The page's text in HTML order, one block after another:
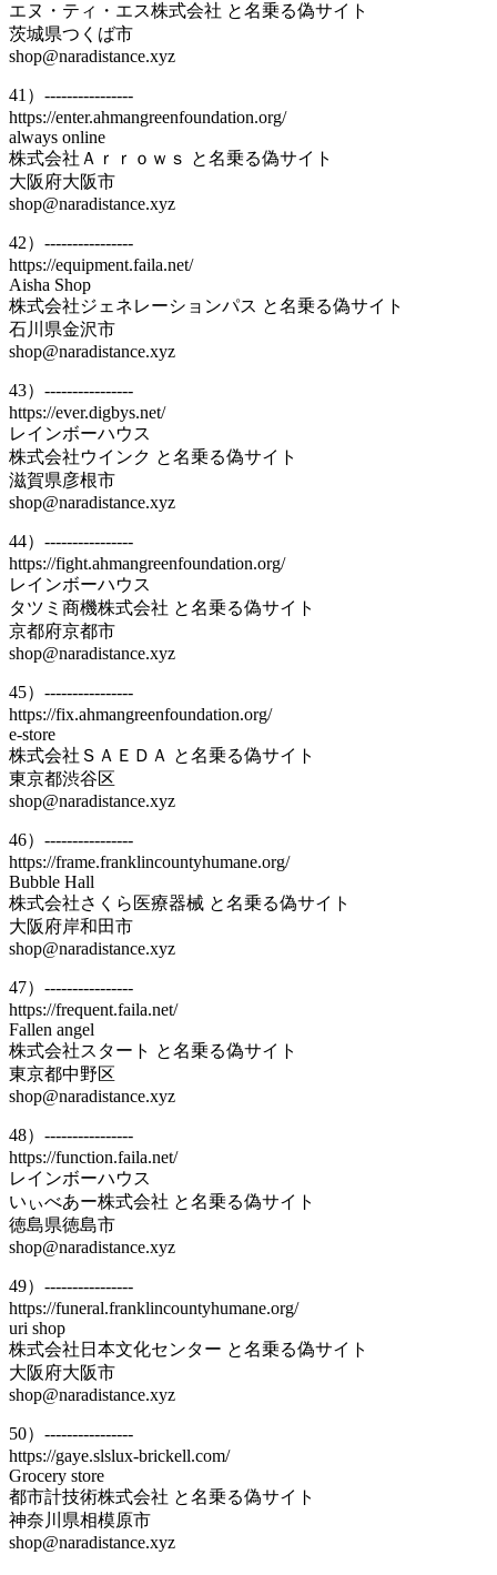
エヌ・ティ・エス株式会社 と名乗る偽サイト
茨城県つくば市
shop@naradistance.xyz
41）----------------
https://enter.ahmangreenfoundation.org/
always online
株式会社Ａｒｒｏｗｓ と名乗る偽サイト
大阪府大阪市
shop@naradistance.xyz
42）----------------
https://equipment.faila.net/
Aisha Shop
株式会社ジェネレーションパス と名乗る偽サイト
石川県金沢市
shop@naradistance.xyz
43）----------------
https://ever.digbys.net/
レインボーハウス
株式会社ウインク と名乗る偽サイト
滋賀県彦根市
shop@naradistance.xyz
44）----------------
https://fight.ahmangreenfoundation.org/
レインボーハウス
タツミ商機株式会社 と名乗る偽サイト
京都府京都市
shop@naradistance.xyz
45）----------------
https://fix.ahmangreenfoundation.org/
e-store
株式会社ＳＡＥＤＡ と名乗る偽サイト
東京都渋谷区
shop@naradistance.xyz
46）----------------
https://frame.franklincountyhumane.org/
Bubble Hall
株式会社さくら医療器械 と名乗る偽サイト
大阪府岸和田市
shop@naradistance.xyz
47）----------------
https://frequent.faila.net/
Fallen angel
株式会社スタート と名乗る偽サイト
東京都中野区
shop@naradistance.xyz
48）----------------
https://function.faila.net/
レインボーハウス
いぃべあー株式会社 と名乗る偽サイト
徳島県徳島市
shop@naradistance.xyz
49）----------------
https://funeral.franklincountyhumane.org/
uri shop
株式会社日本文化センター と名乗る偽サイト
大阪府大阪市
shop@naradistance.xyz
50）----------------
https://gaye.slslux-brickell.com/
Grocery store
都市計技術株式会社 と名乗る偽サイト
神奈川県相模原市
shop@naradistance.xyz